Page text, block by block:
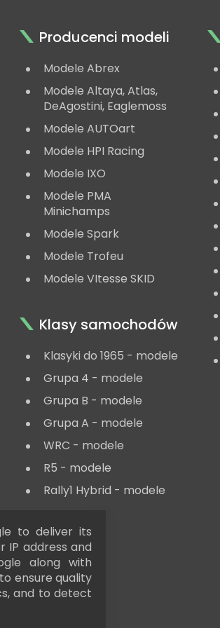
Producenci modeli
Modele Abrex
Modele Altaya, Atlas,
DeAgostini, Eaglemoss
Modele AUTOart
Modele HPI Racing
Modele IXO
Modele PMA
Minichamps
Modele Spark
Modele Trofeu
Modele VItesse SKID
Klasy samochodów
Klasyki do 1965 - modele
Grupa 4 - modele
Grupa B - modele
Grupa A - modele
WRC - modele
R5 - modele
Rally1 Hybrid - modele
to deliver its
IP address and
along with
ensure quality
and to detect